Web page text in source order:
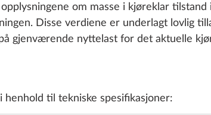
om masse i kjøreklar
Disse verdiene er underlagt lovlig
gjenværende nyttelast for det aktuelle
henhold til tekniske spesifikasjoner: